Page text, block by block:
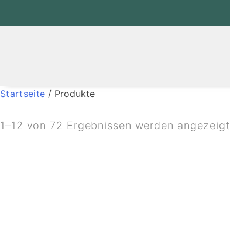
Startseite / Produkte
1–12 von 72 Ergebnissen werden angezeigt